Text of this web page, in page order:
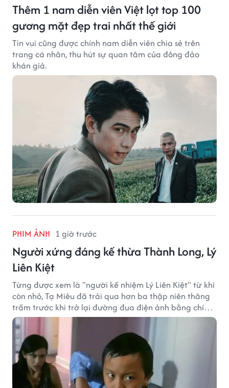
Thêm 1 nam diễn viên Việt lọt top 100
gương mặt đẹp trai nhất thế giới
Tin vui cũng được chính nam diễn viên chia sẻ trên
trang cá nhân, thu hút sự quan tâm của đông đảo
khán giả.
PHIM ẢNH 1 giờ trước
Người xứng đáng kế thừa Thành Long, Lý
Liên Kiệt
Từng được xem là "người kế nhiệm Lý Liên Kiệt" từ khi
còn nhỏ, Tạ Miêu đã trải qua hơn ba thập niên thăng
trầm trước khi trở lại đường đua điện ảnh bằng chính
sở trường võ thuật.